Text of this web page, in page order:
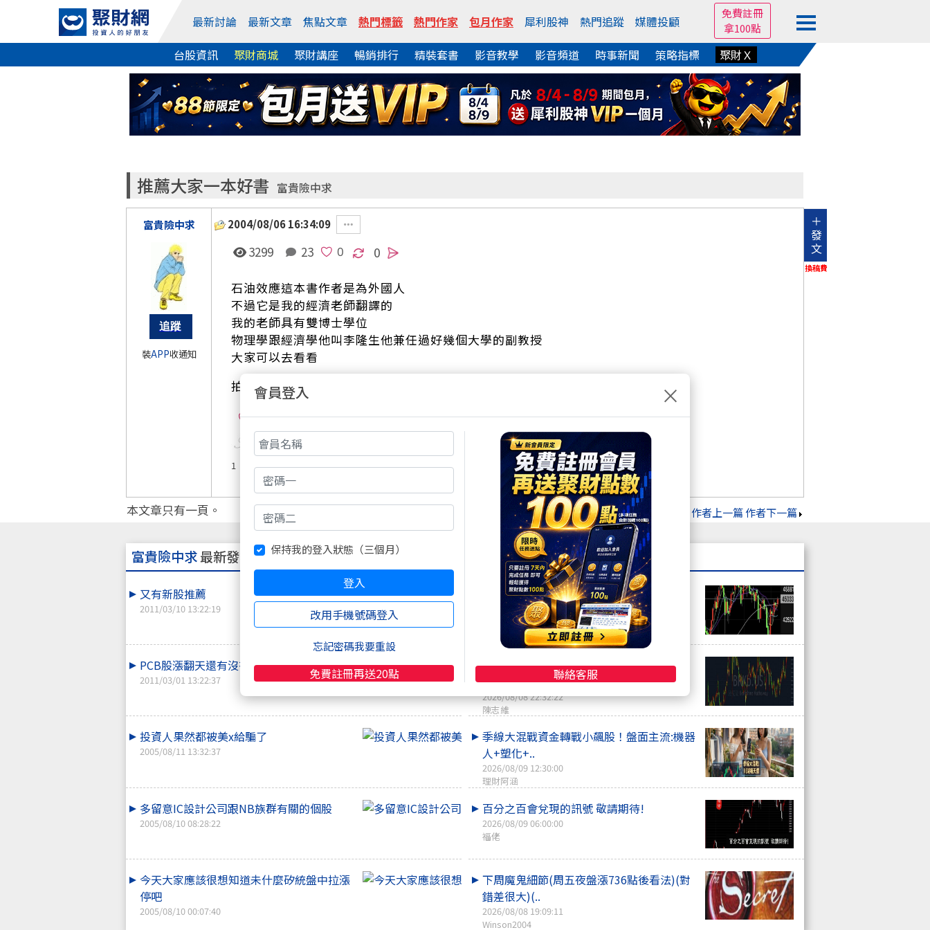
最新討論 最新文章 焦點文章 熱門標籤 熱門作家 包月作家 犀利股神 熱門追蹤 媒體投顧
免費註冊
拿100點
台股資訊 聚財商城 聚財講座 暢銷排行 精裝套書 影音教學 影音頻道 時事新聞 策略指標 聚財Ｘ
推薦大家一本好書 富貴險中求
富貴險中求
裝APP收通知
2004/08/06 16:34:09
＋
發
文
換稿費
3299 23 0
石油效應這本書作者是為外國人
不過它是我的經濟老師翻譯的
我的老師具有雙博士學位
物理學跟經濟學他叫李隆生他兼任過好幾個大學的副教授
大家可以去看看
拍謝啦天哥界我廣告一下因為這本書我看完了實在翻譯得太好了
0
1
本文章只有一頁。 作者上一篇作者下一篇
富貴險中求最新發表主題
又有新股推薦
2011/03/10 13:22:19
PCB股漲翻天還有沒有可以注意的個股
2011/03/01 13:22:37
投資人果然都被美x給騙了
2005/08/11 13:32:37
多留意IC設計公司跟NB族群有關的個股
2005/08/10 08:28:22
今天大家應該很想知道未什麼矽統盤中拉漲
停吧
2005/08/10 00:07:40
熱門焦點文章
掌握好一整週的交易節奏 才有機會賺大的
2026/08/09 10:35:27
咖啡好喝
巴菲特留下的現金開始動了！波克夏回購、
買股、併購..
2026/08/08 22:32:22
陳志維
季線大混戰資金轉戰小飆股！盤面主流:機器
人+塑化+..
2026/08/09 12:30:00
理財阿涵
百分之百會兌現的訊號 敬請期待!
2026/08/09 06:00:00
福佬
下周魔鬼細節(周五夜盤漲736點後看法)(對
錯差很大)(..
2026/08/08 19:09:11
Winson2004
會員登入 ×
保持我的登入狀態（三個月）
登入
改用手機號碼登入
忘記密碼我要重設
免費註冊再送20點 聯絡客服